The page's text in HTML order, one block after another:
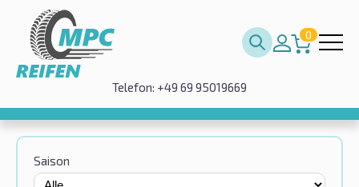
0
Telefon: +49 69 95019669
Saison